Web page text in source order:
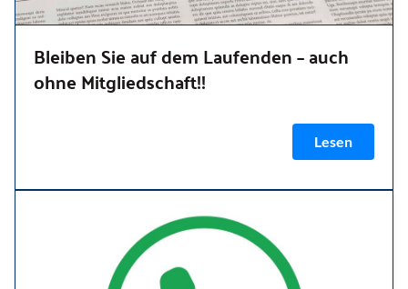
Bleiben Sie auf dem Laufenden – auch
ohne Mitgliedschaft!!
Lesen